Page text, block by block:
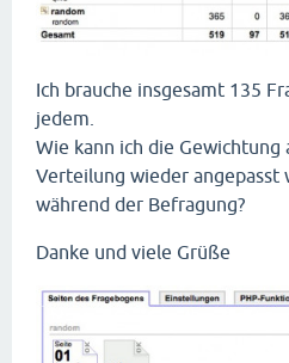
Ich brauche insgesamt 135
jedem.
Wie kann ich die Gewichtung
Verteilung wieder angepasst
während der Befragung?
Danke und viele Grüße